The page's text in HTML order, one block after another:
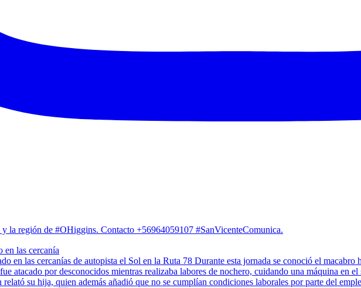
la región de #OHiggins. Contacto +56964059107 #SanVicenteComunica.
las cercanía